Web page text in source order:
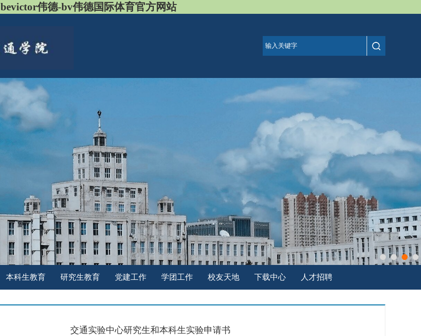
bevictor伟德-bv伟德国际体育官方网站
本科生教育 研究生教育 党建工作 学团工作 校友天地 下载中心 人才招聘
交通实验中心研究生和本科生实验申请书